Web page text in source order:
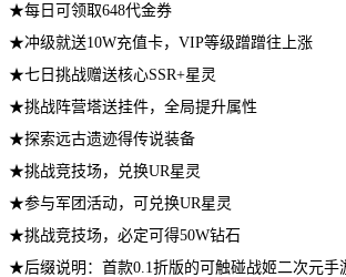
★每日可领取648代金券
★冲级就送10W充值卡，VIP等级蹭蹭往上涨
★七日挑战赠送核心SSR+星灵
★挑战阵营塔送挂件，全局提升属性
★探索远古遗迹得传说装备
★挑战竞技场，兑换UR星灵
★参与军团活动，可兑换UR星灵
★挑战竞技场，必定可得50W钻石
★后缀说明：首款0.1折版的可触碰战姬二次元手